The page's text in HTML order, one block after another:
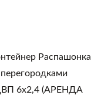
Распашонка
6х2,4 (АРЕНДА